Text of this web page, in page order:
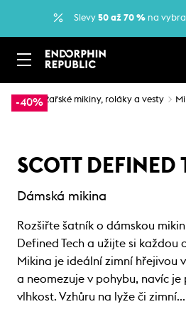
Slevy 50 až 70 % na
-40%
… Lyžařské mikiny, roláky a vesty
SCOTT DEFINED
Dámská mikina
Rozšiřte šatník o dámskou
Defined Tech a užijte si
Mikina je ideální zimní hřejivou
a neomezuje v pohybu, navíc
vlhkost. Vzhůru na lyže či zimní…